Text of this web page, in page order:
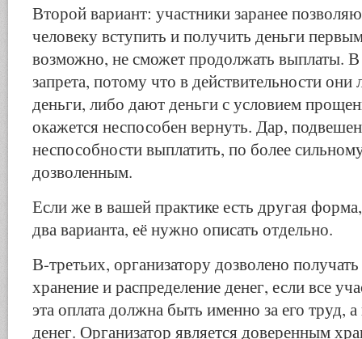
Второй вариант: участники заранее
человеку вступить и получить деньги
возможно, не сможет продолжать выплаты. В
запрета, потому что в действительности они
деньги, либо дают деньги с условием
окажется неспособен вернуть. Дар,
неспособности выплатить, по более
дозволенным.
Если же в вашей практике есть другая
два варианта, её нужно описать отдельно.
В-третьих, организатору дозволено
хранение и распределение денег, если все
эта оплата должна быть именно за его труд,
денег. Организатор является доверенным